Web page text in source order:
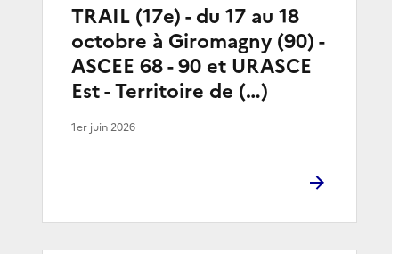
TRAIL (17e) - du 17 au 18
octobre à Giromagny (90) -
ASCEE 68 - 90 et URASCE
Est - Territoire de (…)
1er juin 2026